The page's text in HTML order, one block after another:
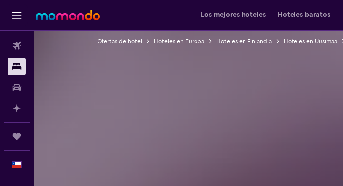
Los mejores hoteles Hoteles baratos
Ofertas de hotel Hoteles en Europa Hoteles en Finlandia Hoteles en Uusimaa